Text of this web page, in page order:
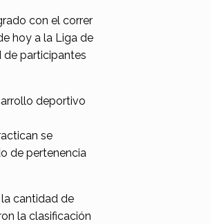
con el correr
hoy a la Liga de
de participantes
deportivo
se
de pertenencia
cantidad de
la clasificación